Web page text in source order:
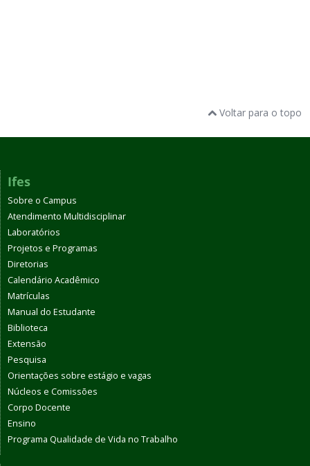
Voltar para o topo
Ifes
Sobre o Campus
Atendimento Multidisciplinar
Laboratórios
Projetos e Programas
Diretorias
Calendário Acadêmico
Matrículas
Manual do Estudante
Biblioteca
Extensão
Pesquisa
Orientações sobre estágio e vagas
Núcleos e Comissões
Corpo Docente
Ensino
Programa Qualidade de Vida no Trabalho